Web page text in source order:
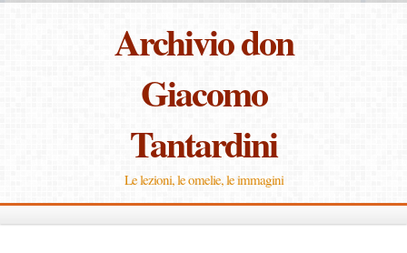
Archivio don
Giacomo
Tantardini
Le lezioni, le omelie, le immagini